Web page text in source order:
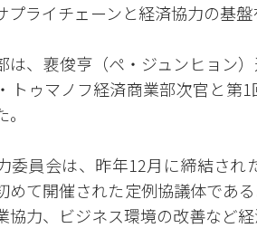
プライチェーンと経済協力の基
は、裵俊亨（ペ・ジュンヒョン
トゥマノフ経済商業部次官と第
委員会は、昨年12月に締結さ
めて開催された定例協議体であ
協力、ビジネス環境の改善など経